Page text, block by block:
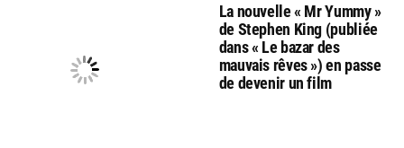
La nouvelle « Mr Yummy »
de Stephen King (publiée
dans « Le bazar des
mauvais rêves ») en passe
de devenir un film